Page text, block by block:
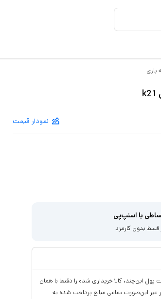
بازی
نمودار قیمت
با اسنپ‌پی
قسط بدون کارمزد
این‌چند، کالا خریداری شده را دقیقا با همان
این‌صورت تمامی مبالغ پرداخت شده به